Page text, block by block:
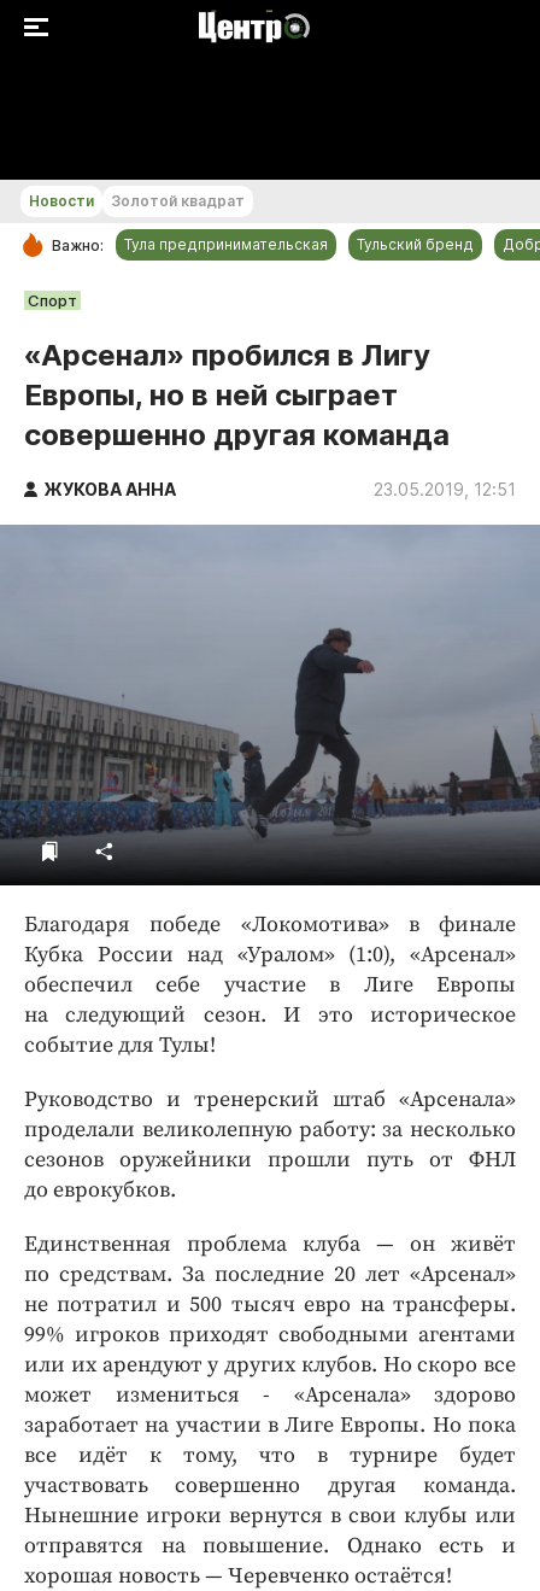
РУБРИКИ
Происшествия
Спорт
Тульский бренд
Тула предпринимательская
Новости Золотой квадрат
Важно: Тула предпринимательская Тульский бренд
Спорт
«Арсенал» пробился в Лигу
Европы, но в ней сыграет
совершенно другая команда
ЖУКОВА АННА 23.05.2019, 12:51
Благодаря победе «Локомотива» в финале
Кубка России над «Уралом» (1:0), «Арсенал»
обеспечил себе участие в Лиге Европы
на следующий сезон. И это историческое
событие для Тулы!
Руководство и тренерский штаб «Арсенала»
проделали великолепную работу: за несколько
сезонов оружейники прошли путь от ФНЛ
до еврокубков.
Единственная проблема клуба — он живёт
по средствам. За последние 20 лет «Арсенал»
не потратил и 500 тысяч евро на трансферы.
99% игроков приходят свободными агентами
или их арендуют у других клубов. Но скоро все
может измениться - «Арсенала» здорово
заработает на участии в Лиге Европы. Но пока
все идёт к тому, что в турнире будет
участвовать совершенно другая команда.
Нынешние игроки вернутся в свои клубы или
отправятся на повышение. Однако есть и
хорошая новость — Черевченко остаётся!